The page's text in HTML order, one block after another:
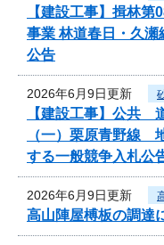
【建設工事】揖林
事業 林道春日・久
公告
2026年6月9日更新
【建設工事】公共
（一）栗原青野線
する一般競争入札公
2026年6月9日更新
高山陣屋榑板の調達